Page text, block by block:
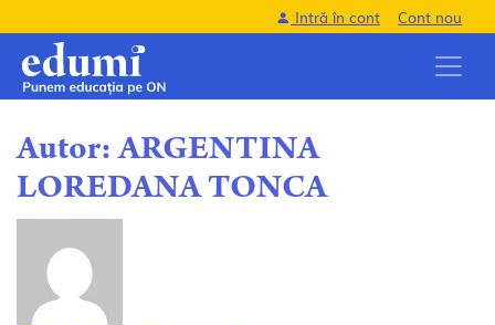
Intră în cont Cont nou
Autor:ARGENTINA
LOREDANA TONCA